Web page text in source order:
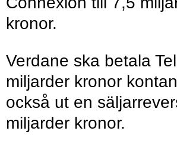
kronor.
Verdane ska betala
miljarder kronor
också ut en
miljarder kronor.